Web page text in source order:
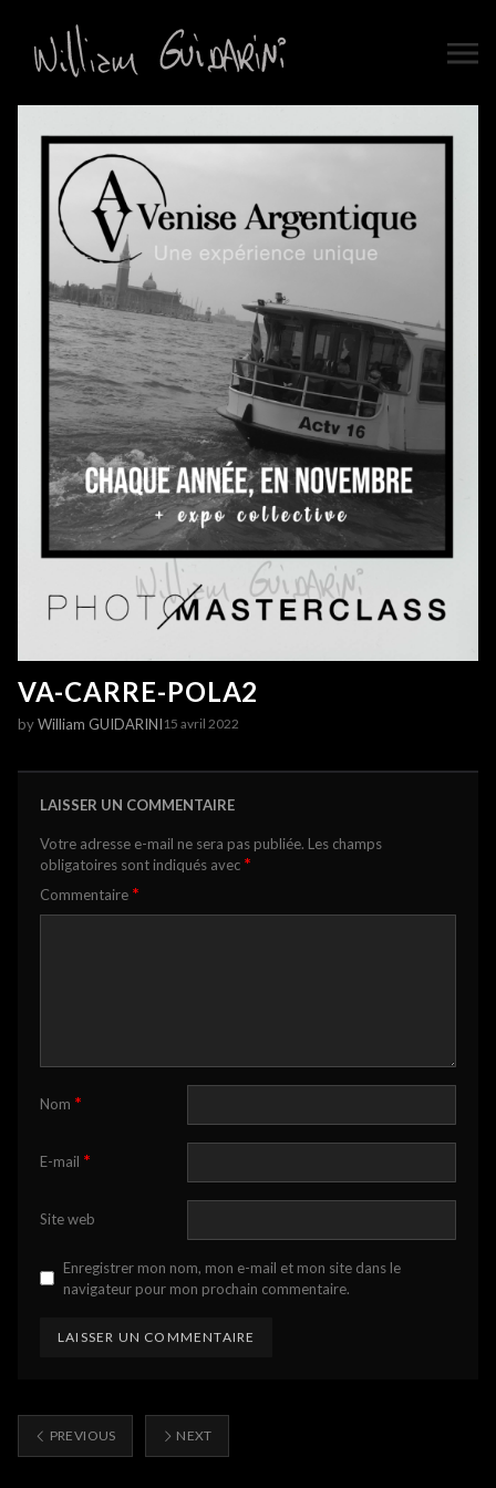
VA-CARRE-POLA2
byWilliam GUIDARINI 15 avril 2022
LAISSER UN COMMENTAIRE
Votre adresse e-mail ne sera pas publiée. Les champs
obligatoires sont indiqués avec *
Commentaire *
Nom *
E-mail *
Site web
Enregistrer mon nom, mon e-mail et mon site dans le
navigateur pour mon prochain commentaire.
PREVIOUS NEXT